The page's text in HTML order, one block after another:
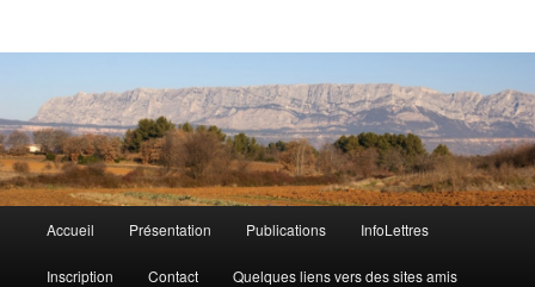
principal
Accueil Présentation Publications InfoLettres
Inscription Contact Quelques liens vers des sites amis